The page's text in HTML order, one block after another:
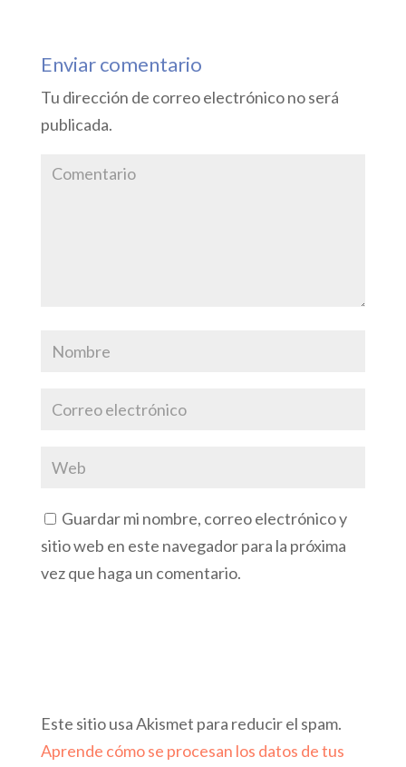
Enviar comentario
Tu dirección de correo electrónico no será
publicada.
Guardar mi nombre, correo electrónico y
sitio web en este navegador para la próxima
vez que haga un comentario.
Este sitio usa Akismet para reducir el spam.
Aprende cómo se procesan los datos de tus